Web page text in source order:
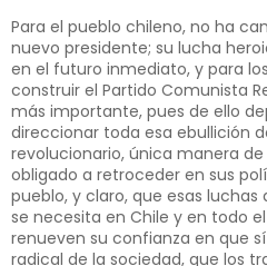
Para el pueblo chileno, no ha
nuevo presidente; su lucha
en el futuro inmediato, y para
construir el Partido Comunista
más importante, pues de ello
direccionar toda esa ebullición
revolucionario, única manera
obligado a retroceder en sus
pueblo, y claro, que esas
se necesita en Chile y en todo
renueven su confianza en que
radical de la sociedad, que los